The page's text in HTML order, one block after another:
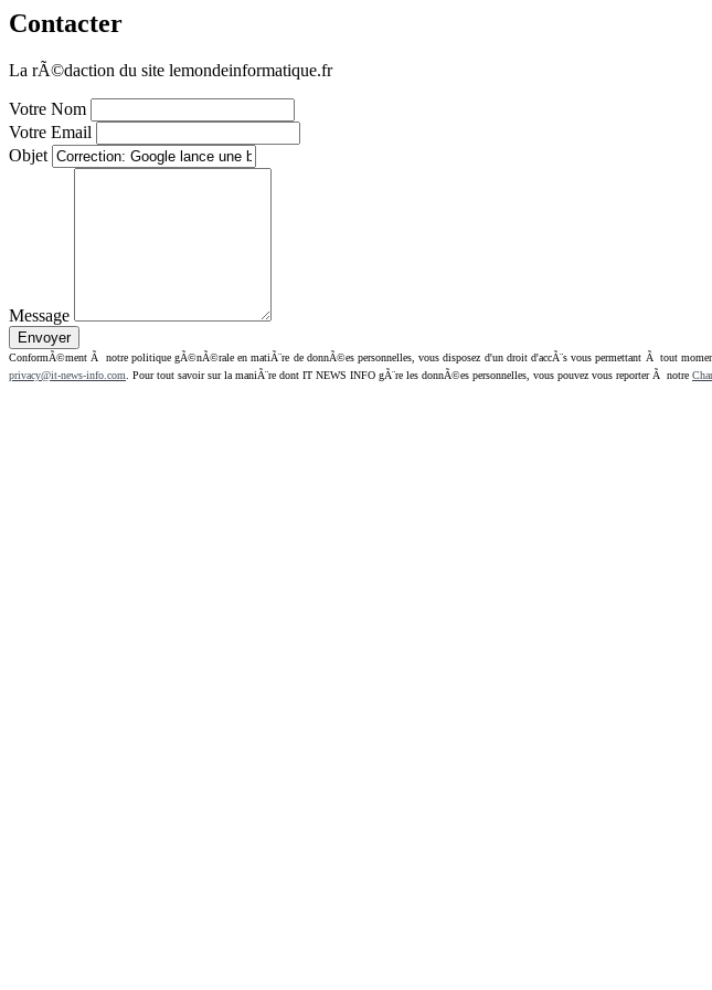
Contacter
La rÃ©daction du site lemondeinformatique.fr
Votre Nom
Votre Email
Objet
Message
ConformÃ©ment Ã notre politique gÃ©nÃ©rale en matiÃ¨re de donnÃ©es personnelles, vous disposez d'un droit d'accÃ¨s vous permettant Ã tout
privacy@it-news-info.com . Pour tout savoir sur la maniÃ¨re dont IT NEWS INFO gÃ¨re les donnÃ©es personnelles, vous pouvez vous reporter Ã notre